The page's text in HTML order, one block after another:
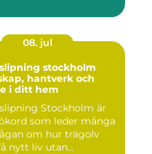
08. jul
stockholm
hantverk och
i ditt hem
Stockholm är
som leder många
om hur trägolv
nytt liv utan...